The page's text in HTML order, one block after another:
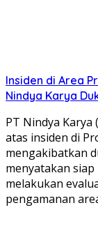
Insiden di Area
Nindya Karya
PT Nindya
atas insiden di
mengakibatkan
menyatakan
melakukan
pengamanan